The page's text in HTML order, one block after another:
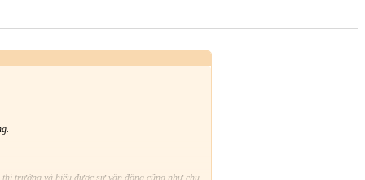
trường và hiểu được sự vận động cũng như chu